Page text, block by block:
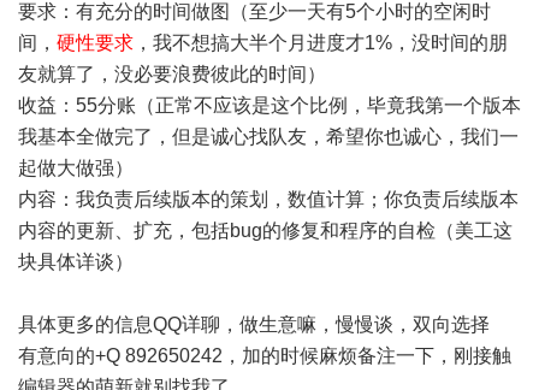
要求：有充分的时间做图（至少一天有5个小时的空闲时
间， 硬性要求 ，我不想搞大半个月进度才1%，没时间的朋
友就算了，没必要浪费彼此的时间）
收益：55分账（正常不应该是这个比例，毕竟我第一个版本
我基本全做完了，但是诚心找队友，希望你也诚心，我们一
起做大做强）
内容：我负责后续版本的策划，数值计算；你负责后续版本
内容的更新、扩充，包括bug的修复和程序的自检（美工这
块具体详谈）
具体更多的信息QQ详聊，做生意嘛，慢慢谈，双向选择
有意向的+Q 892650242，加的时候麻烦备注一下，刚接触